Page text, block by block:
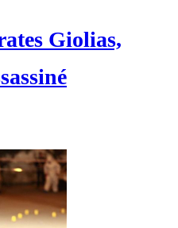
Giolias,